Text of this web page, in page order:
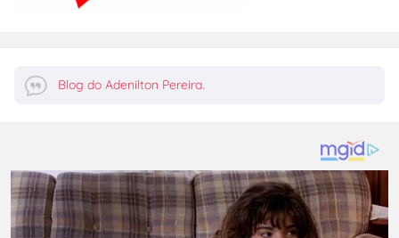
Blog do Adenilton Pereira.